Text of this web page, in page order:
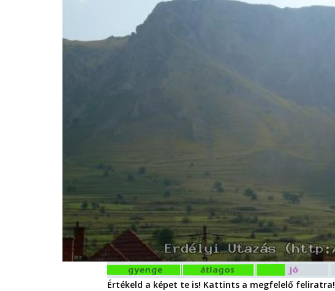
Értékeld a képet te is! Kattints a megfelelő feliratra!